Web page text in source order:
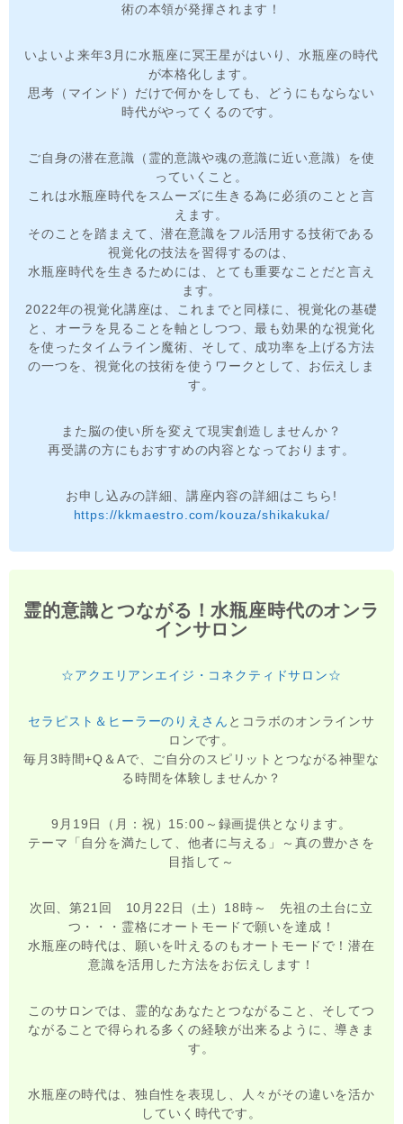
術の本領が発揮されます！
いよいよ来年3月に水瓶座に冥王星がはいり、水瓶座の時代
が本格化します。
思考（マインド）だけで何かをしても、どうにもならない
時代がやってくるのです。
ご自身の潜在意識（霊的意識や魂の意識に近い意識）を使
っていくこと。
これは水瓶座時代をスムーズに生きる為に必須のことと言
えます。
そのことを踏まえて、潜在意識をフル活用する技術である
視覚化の技法を習得するのは、
水瓶座時代を生きるためには、とても重要なことだと言え
ます。
2022年の視覚化講座は、これまでと同様に、視覚化の基礎
と、オーラを見ることを軸としつつ、最も効果的な視覚化
を使ったタイムライン魔術、そして、成功率を上げる方法
の一つを、視覚化の技術を使うワークとして、お伝えしま
す。
また脳の使い所を変えて現実創造しませんか？
再受講の方にもおすすめの内容となっております。
お申し込みの詳細、講座内容の詳細はこちら!
https://kkmaestro.com/kouza/shikakuka/
霊的意識とつながる！水瓶座時代のオンラ
インサロン
☆アクエリアンエイジ・コネクティドサロン☆
セラピスト＆ヒーラーのりえさん とコラボのオンラインサ
ロンです。
毎月3時間+Q＆Aで、ご自分のスピリットとつながる神聖な
る時間を体験しませんか？
9月19日（月：祝）15:00～録画提供となります。
テーマ「自分を満たして、他者に与える」～真の豊かさを
目指して～
次回、第21回 10月22日（土）18時～ 先祖の土台に立
つ・・・霊格にオートモードで願いを達成！
水瓶座の時代は、願いを叶えるのもオートモードで！潜在
意識を活用した方法をお伝えします！
このサロンでは、霊的なあなたとつながること、そしてつ
ながることで得られる多くの経験が出来るように、導きま
す。
水瓶座の時代は、独自性を表現し、人々がその違いを活か
していく時代です。